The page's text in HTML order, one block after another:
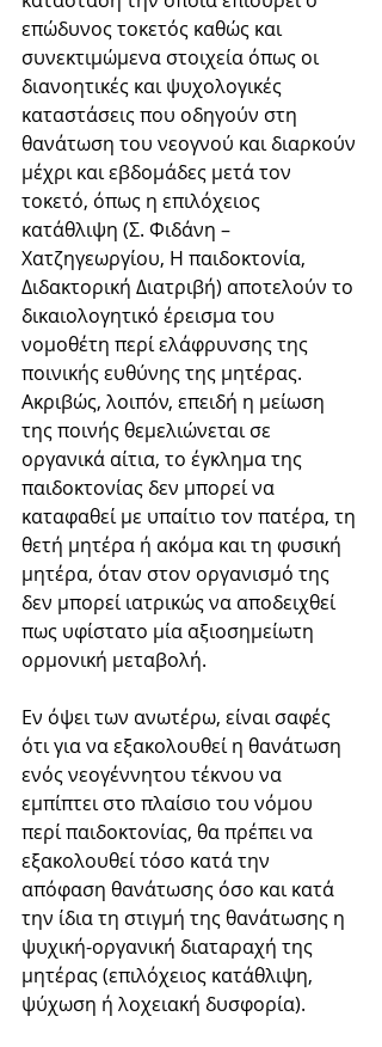
επώδυνος τοκετός καθώς και
συνεκτιμώμενα στοιχεία όπως οι
διανοητικές και ψυχολογικές
καταστάσεις που οδηγούν στη
θανάτωση του νεογνού και διαρκούν
μέχρι και εβδομάδες μετά τον
τοκετό, όπως η επιλόχειος
κατάθλιψη (Σ. Φιδάνη –
Χατζηγεωργίου, Η παιδοκτονία,
Διδακτορική Διατριβή) αποτελούν το
δικαιολογητικό έρεισμα του
νομοθέτη περί ελάφρυνσης της
ποινικής ευθύνης της μητέρας.
Ακριβώς, λοιπόν, επειδή η μείωση
της ποινής θεμελιώνεται σε
οργανικά αίτια, το έγκλημα της
παιδοκτονίας δεν μπορεί να
καταφαθεί με υπαίτιο τον πατέρα, τη
θετή μητέρα ή ακόμα και τη φυσική
μητέρα, όταν στον οργανισμό της
δεν μπορεί ιατρικώς να αποδειχθεί
πως υφίστατο μία αξιοσημείωτη
ορμονική μεταβολή.
Εν όψει των ανωτέρω, είναι σαφές
ότι για να εξακολουθεί η θανάτωση
ενός νεογέννητου τέκνου να
εμπίπτει στο πλαίσιο του νόμου
περί παιδοκτονίας, θα πρέπει να
εξακολουθεί τόσο κατά την
απόφαση θανάτωσης όσο και κατά
την ίδια τη στιγμή της θανάτωσης η
ψυχική-οργανική διαταραχή της
μητέρας (επιλόχειος κατάθλιψη,
ψύχωση ή λοχειακή δυσφορία).